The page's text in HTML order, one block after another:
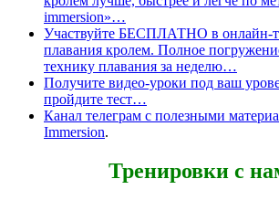
immersion»…
Участвуйте БЕСПЛАТНО в онлайн-
плавания кролем. Полное
технику плавания за неделю…
Получите видео-уроки под ваш
пройдите тест…
Канал телеграм с полезными
Immersion.
Тренировки с